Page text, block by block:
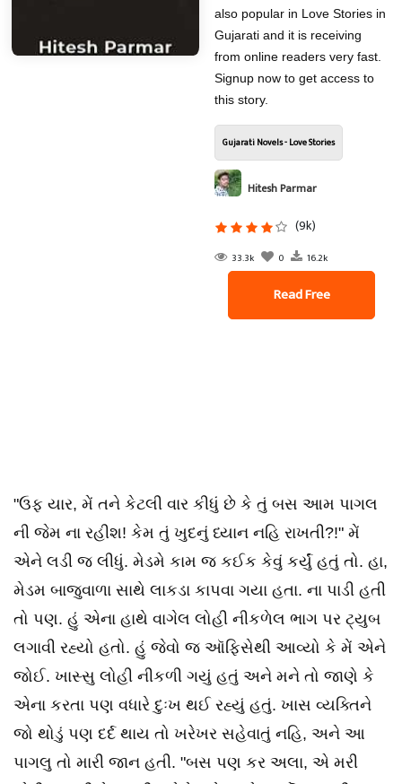
also popular in Love Stories in
Gujarati and it is receiving
from online readers very fast.
Signup now to get access to
this story.
Gujarati Novels - Love Stories
Hitesh Parmar
(9k)
33.3k 0 16.2k
Read Free
"ઉફ યાર, મેં તને કેટલી વાર કીધું છે કે તું બસ આમ પાગલ
ની જેમ ના રહીશ! કેમ તું ખુદનું ધ્યાન નહિ રાખતી?!" મેં
એને લડી જ લીધું. મેડમે કામ જ કઈક કેવું કર્યું હતું તો. હા,
મેડમ બાજુવાળા સાથે લાકડા કાપવા ગયા હતા. ના પાડી હતી
તો પણ. હું એના હાથે વાગેલ લોહી નીકળેલ ભાગ પર ટ્યુબ
લગાવી રહ્યો હતો. હું જેવો જ ઑફિસેથી આવ્યો કે મેં એને
જોઈ. ખાસ્સુ લોહી નીકળી ગયું હતું અને મને તો જાણે કે
એના કરતા પણ વધારે દુઃખ થઈ રહ્યું હતું. ખાસ વ્યક્તિને
જો થોડું પણ દર્દ થાય તો ખરેખર સહેવાતું નહિ, અને આ
પાગલુ તો મારી જાન હતી. "બસ પણ કર અલા, એ મરી